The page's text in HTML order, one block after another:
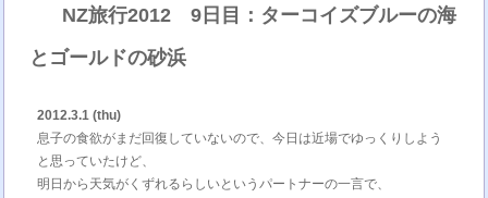
NZ旅行2012 9日目：ターコイズブルーの海
とゴールドの砂浜
2012.3.1 (thu)
息子の食欲がまだ回復していないので、今日は近場でゆっくりしよう
と思っていたけど、
明日から天気がくずれるらしいというパートナーの一言で、